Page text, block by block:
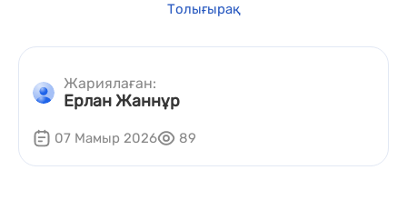
Толығырақ
Жариялаған:
Ерлан Жаннұр
07 Мамыр 2026 89